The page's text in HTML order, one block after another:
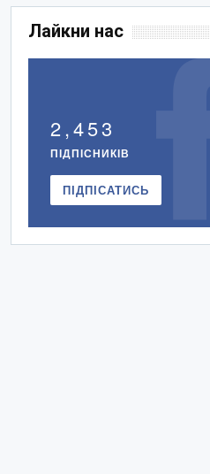
Лайкни нас
2,453
ПІДПІСНИКІВ
ПІДПІСАТИСЬ